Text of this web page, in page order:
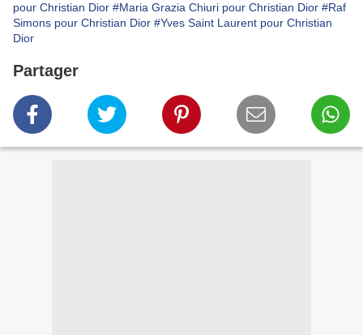
pour Christian Dior #Maria Grazia Chiuri pour Christian Dior #Raf
Simons pour Christian Dior #Yves Saint Laurent pour Christian
Dior
Partager